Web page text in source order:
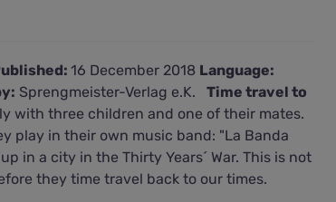
16 December 2018 Language:
Sprengmeister-Verlag e.K. Time travel to
with three children and one of their mates.
play in their own music band: "La Banda
in a city in the Thirty Years´ War. This is not
they time travel back to our times.